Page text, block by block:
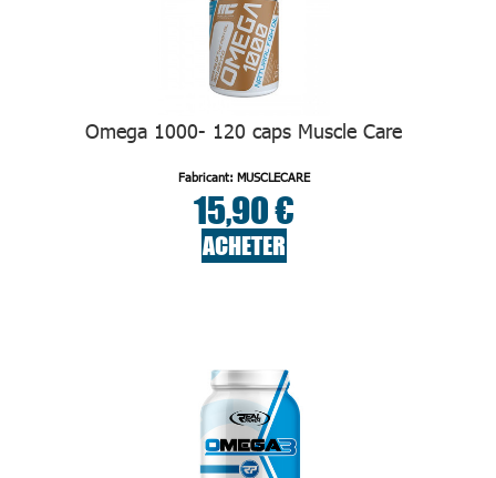
Omega 1000- 120 caps Muscle Care
Fabricant: MUSCLECARE
15,90 €
ACHETER